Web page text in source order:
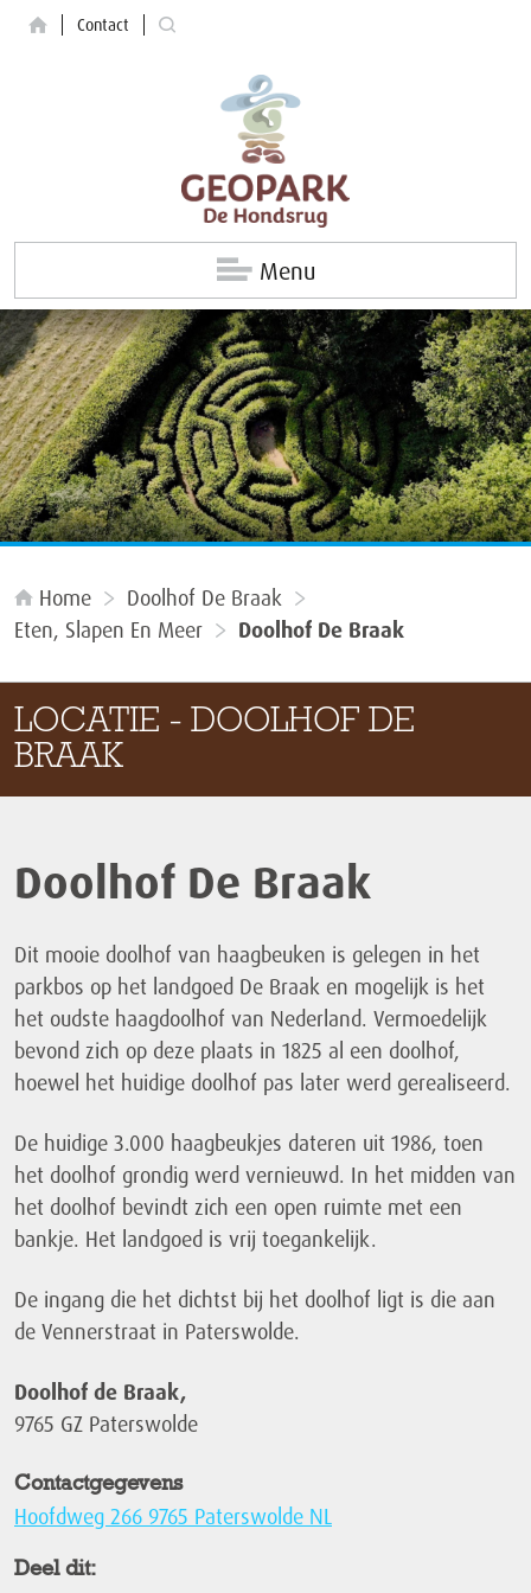
Contact
Menu
Home
Doolhof De Braak
Eten, Slapen En Meer
Doolhof De Braak
LOCATIE - DOOLHOF DE
BRAAK
Doolhof De Braak
Dit mooie doolhof van haagbeuken is gelegen in het
parkbos op het landgoed De Braak en mogelijk is het
het oudste haagdoolhof van Nederland. Vermoedelijk
bevond zich op deze plaats in 1825 al een doolhof,
hoewel het huidige doolhof pas later werd gerealiseerd.
De huidige 3.000 haagbeukjes dateren uit 1986, toen
het doolhof grondig werd vernieuwd. In het midden van
het doolhof bevindt zich een open ruimte met een
bankje. Het landgoed is vrij toegankelijk.
De ingang die het dichtst bij het doolhof ligt is die aan
de Vennerstraat in Paterswolde.
Doolhof de Braak,
9765 GZ Paterswolde
Contactgegevens
Hoofdweg 266 9765 Paterswolde NL
Deel dit: